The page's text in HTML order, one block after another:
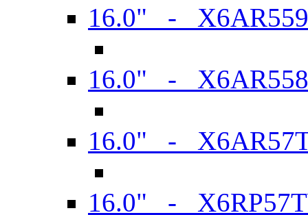
16.0" -
16.0" -
16.0" -
16.0" -